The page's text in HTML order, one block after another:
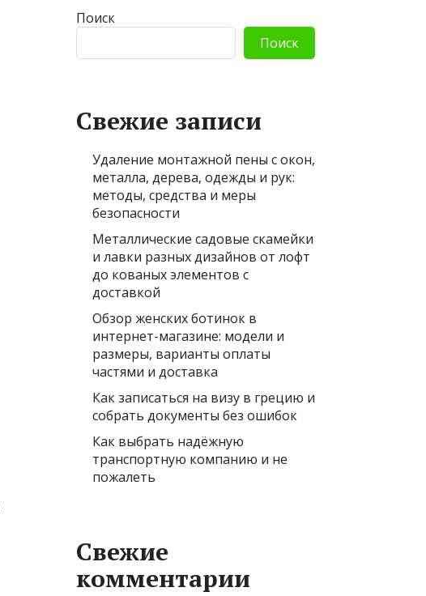
Поиск
Поиск
Свежие записи
Удаление монтажной пены с окон,
металла, дерева, одежды и рук:
методы, средства и меры
безопасности
Металлические садовые скамейки
и лавки разных дизайнов от лофт
до кованых элементов с
доставкой
Обзор женских ботинок в
интернет-магазине: модели и
размеры, варианты оплаты
частями и доставка
Как записаться на визу в грецию и
собрать документы без ошибок
Как выбрать надёжную
транспортную компанию и не
пожалеть
Свежие
комментарии